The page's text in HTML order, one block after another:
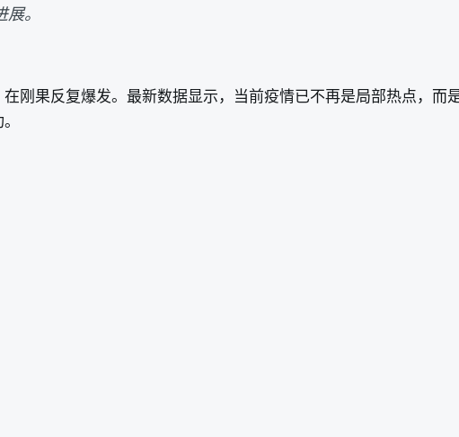
。
刚果反复爆发。最新数据显示，当前疫情已不再是局部热点，